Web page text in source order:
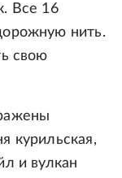
Все 16
нить.
свою
курильская,
и вулкан